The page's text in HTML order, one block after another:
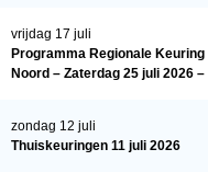
gestelde vragen
vrijdag 17 juli
Programma Regionale Keuring
Noord – Zaterdag 25 juli 2026 –
zondag 12 juli
Thuiskeuringen 11 juli 2026